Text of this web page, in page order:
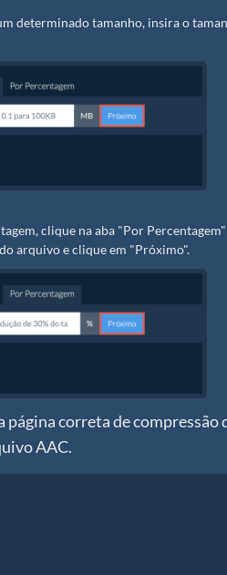
determinado tamanho, insira o
clique na aba "Por
arquivo e clique em "Próximo".
página correta de
AAC.